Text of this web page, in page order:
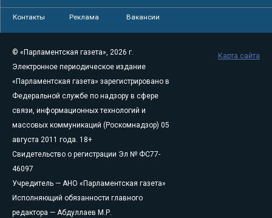
Контакты Реклама Вакансии
© «Парламентская газета», 2026 г.
Электронное периодическое издание
«Парламентская газета» зарегистрировано в
Федеральной службе по надзору в сфере
связи, информационных технологий и
массовых коммуникаций (Роскомнадзор) 05
августа 2011 года. 18+
Свидетельство о регистрации Эл № ФС77-
46097
Учредитель — АНО «Парламентская газета»
Исполняющий обязанности главного
редактора — Абдуллаев М.Р.
Карта сайта